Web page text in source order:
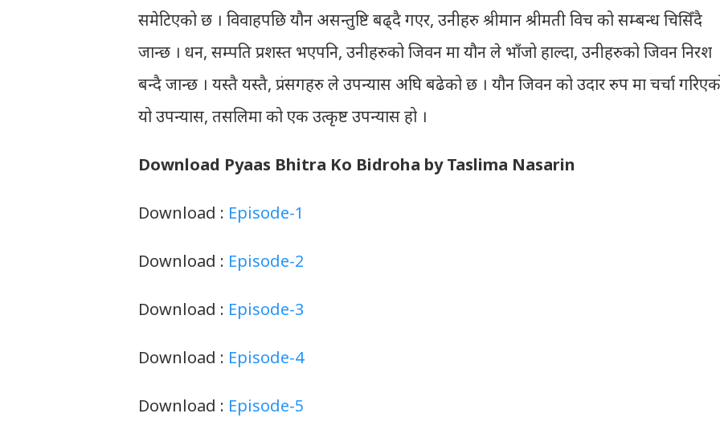
समेटिएको छ । विवाहपछि यौन असन्तुष्टि बढ्दै गएर, उनीहरु श्रीमान श्रीमती विच को सम्बन्ध चिसिँदै
जान्छ । धन, सम्पति प्रशस्त भएपनि, उनीहरुको जिवन मा यौन ले भाँजो हाल्दा, उनीहरुको जिवन निरश
बन्दै जान्छ । यस्तै यस्तै, प्रंसगहरु ले उपन्यास अघि बढेको छ । यौन जिवन को उदार रुप मा चर्चा
यो उपन्यास, तसलिमा को एक उत्कृष्ट उपन्यास हो ।
Download Pyaas Bhitra Ko Bidroha by Taslima Nasarin
Download : Episode-1
Download : Episode-2
Download : Episode-3
Download : Episode-4
Download : Episode-5